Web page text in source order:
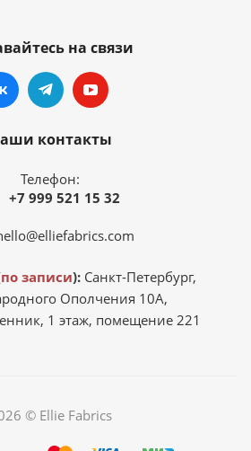
на связи
контакты
Телефон:
+7 999 521 15 32
по записи):Санкт-Петербург,
Ополчения 10А,
1 этаж, помещение 221
© Ellie Fabrics